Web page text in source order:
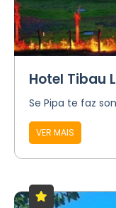
Hotel Tibau
Se Pipa te faz
VER MAIS